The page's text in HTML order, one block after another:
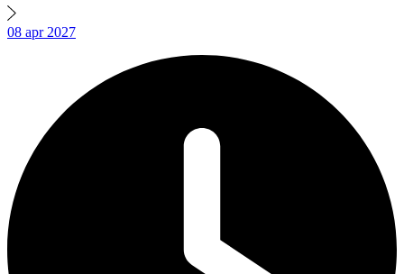
08 apr 2027